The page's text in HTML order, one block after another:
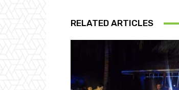
RELATED ARTICLES